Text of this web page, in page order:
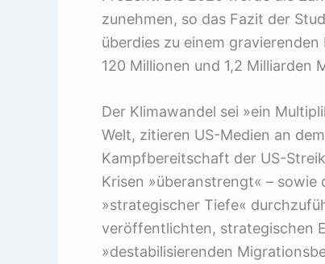
zunehmen, so das Fazit der
überdies zu einem
120 Millionen und 1,2 Milliarden
Der Klimawandel sei »ein
Welt, zitieren US-Medien an
Kampfbereitschaft der US-
Krisen »überanstrengt« –
»strategischer Tiefe«
veröffentlichten, strategischen
»destabilisierenden